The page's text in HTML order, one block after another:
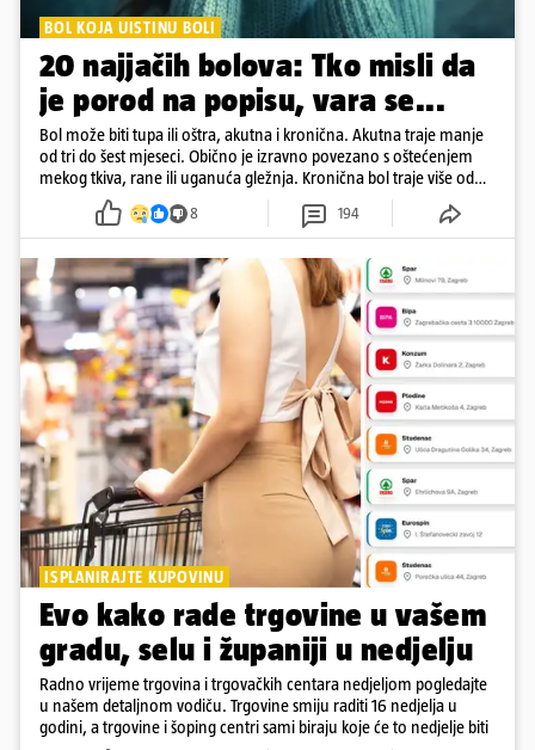
BOL KOJA UISTINU BOLI
20 najjačih bolova: Tko misli da
je porod na popisu, vara se...
Bol može biti tupa ili oštra, akutna i kronična. Akutna traje manje
od tri do šest mjeseci. Obično je izravno povezano s oštećenjem
mekog tkiva, rane ili uganuća gležnja. Kronična bol traje više od
šest mjeseci
8 194
ISPLANIRAJTE KUPOVINU
Evo kako rade trgovine u vašem
gradu, selu i županiji u nedjelju
Radno vrijeme trgovina i trgovačkih centara nedjeljom pogledajte
u našem detaljnom vodiču. Trgovine smiju raditi 16 nedjelja u
godini, a trgovine i šoping centri sami biraju koje će to nedjelje biti